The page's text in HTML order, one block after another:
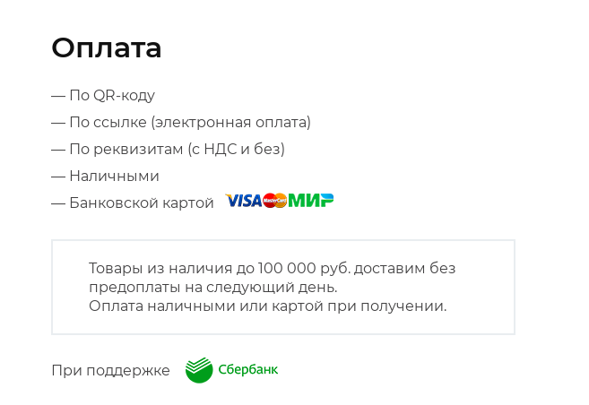
Оплата
— По QR-коду
— По ссылке (электронная оплата)
— По реквизитам (с НДС и без)
— Наличными
— Банковской картой
Товары из наличия до 100 000 руб. доставим без
предоплаты на следующий день.
Оплата наличными или картой при получении.
При поддержке